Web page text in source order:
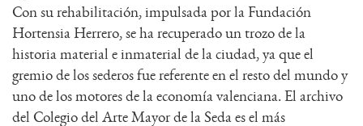
Con su rehabilitación, impulsada por la Fundación
Hortensia Herrero, se ha recuperado un trozo de la
historia material e inmaterial de la ciudad, ya que el
gremio de los sederos fue referente en el resto del mundo y
uno de los motores de la economía valenciana. El archivo
del Colegio del Arte Mayor de la Seda es el más